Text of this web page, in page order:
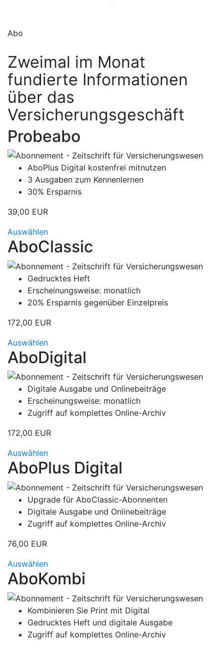
Abo
Zweimal im Monat
fundierte Informationen
über das
Versicherungsgeschäft
Probeabo
AboPlus Digital kostenfrei mitnutzen
3 Ausgaben zum Kennenlernen
30% Ersparnis
39,00 EUR
Auswählen
AboClassic
Gedrucktes Heft
Erscheinungsweise: monatlich
20% Ersparnis gegenüber Einzelpreis
172,00 EUR
Auswählen
AboDigital
Digitale Ausgabe und Onlinebeiträge
Erscheinungsweise: monatlich
Zugriff auf komplettes Online-Archiv
172,00 EUR
Auswählen
AboPlus Digital
Upgrade für AboClassic-Abonnenten
Digitale Ausgabe und Onlinebeiträge
Zugriff auf komplettes Online-Archiv
76,00 EUR
Auswählen
AboKombi
Kombinieren Sie Print mit Digital
Gedrucktes Heft und digitale Ausgabe
Zugriff auf komplettes Online-Archiv